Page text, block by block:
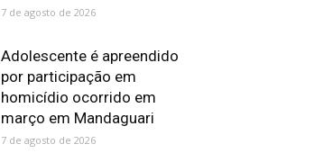
7 de agosto de 2026
Adolescente é apreendido
por participação em
homicídio ocorrido em
março em Mandaguari
7 de agosto de 2026